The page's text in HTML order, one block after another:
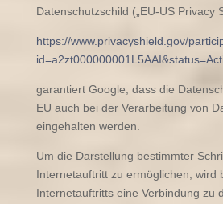
Datenschutzschild („EU-US Privacy
https://www.privacyshield.gov/
garantiert Google, dass die
EU auch bei der Verarbeitung von
eingehalten werden.
Um die Darstellung bestimmter
Internetauftritt zu ermöglichen, wird
Internetauftritts eine Verbindung zu